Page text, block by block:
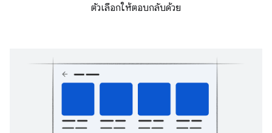
ตัวเลือกให้ตอบกลับด้วย